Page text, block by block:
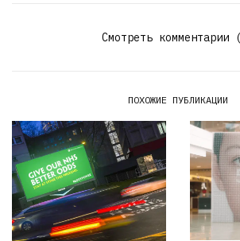
Смотреть комментарии
ПОХОЖИЕ ПУБЛИКАЦИИ